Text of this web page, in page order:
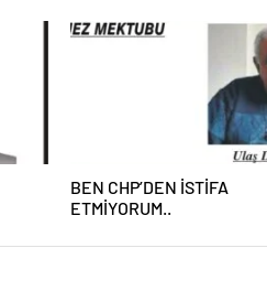
BEN CHP’DEN İSTİFA
ETMİYORUM..